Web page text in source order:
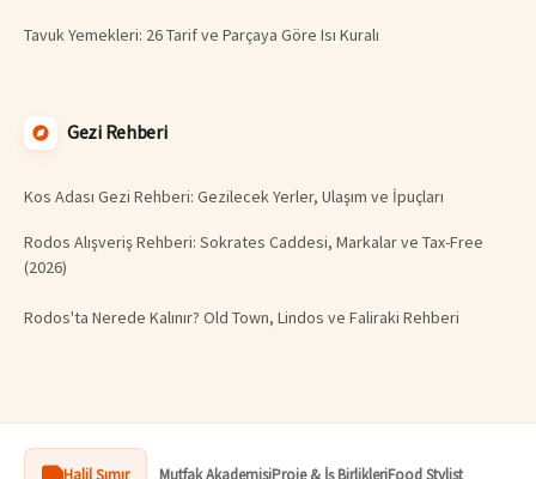
Tavuk Yemekleri: 26 Tarif ve Parçaya Göre Isı Kuralı
Gezi Rehberi
Kos Adası Gezi Rehberi: Gezilecek Yerler, Ulaşım ve İpuçları
Rodos Alışveriş Rehberi: Sokrates Caddesi, Markalar ve Tax-Free
(2026)
Rodos'ta Nerede Kalınır? Old Town, Lindos ve Faliraki Rehberi
Halil Şımır Mutfak AkademisiProje & İş BirlikleriFood Stylist